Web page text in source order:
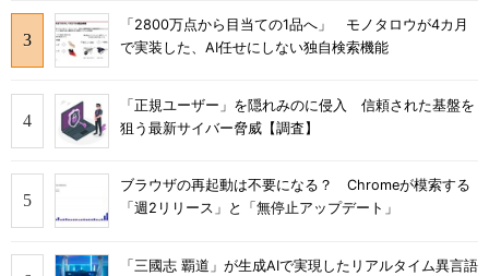
「2800万点から目当ての1品へ」 モノタロウが4カ月
で実装した、AI任せにしない独自検索機能
「正規ユーザー」を隠れみのに侵入 信頼された基盤を
狙う最新サイバー脅威【調査】
ブラウザの再起動は不要になる？ Chromeが模索する
「週2リリース」と「無停止アップデート」
「三國志 覇道」が生成AIで実現したリアルタイム異言語